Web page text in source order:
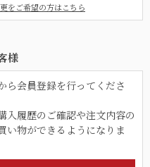
をご希望の方はこちら
様
ら会員登録を行ってくださ
入履歴のご確認や注文内容の
い物ができるようになりま